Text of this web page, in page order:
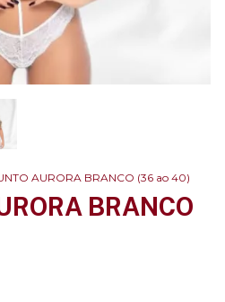
AURORA BRANCO (36 ao 40)
BRANCO